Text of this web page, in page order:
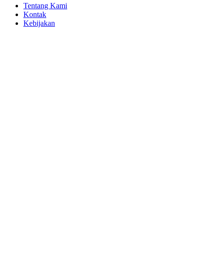
Tentang Kami
Kontak
Kebijakan